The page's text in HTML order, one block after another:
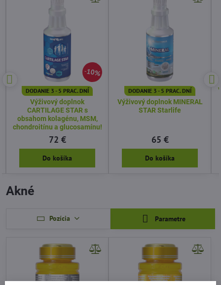
10%
DODANIE 3 - 5 PRAC. DNÍ
Výživový doplnok
CARTILAGE STAR s
obsahom kolagénu, MSM,
chondroitínu a glucosamínu!
72 €
Do košíka
DODANIE 3 - 5 PRAC. DNÍ
Výživový doplnok MINERAL
STAR Starlife
65 €
Do košíka
Akné
Pozícia Parametre